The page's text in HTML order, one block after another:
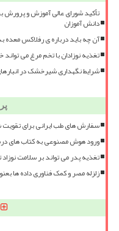
تأکید شورای عالی آموزش و
دانش آموزان
آن چه باید درباره ی رفلاکس معده
تغذیه نوزادان با تخم مرغ می تواند
شرایط نگهداری شیرخشک در
سفارش های طب ایرانی برای تقویت
ورود هوش مصنوعی به کتاب های
تغذیه پدر می تواند بر سلامت نوزاد
زلزله مصر و کمک فناوری داده ها